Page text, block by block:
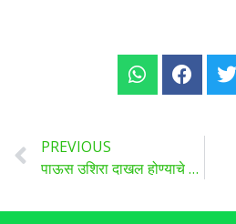
PREVIOUS
पाऊस उशिरा दाखल होण्याचे संकेत ,आफ्रिकन चातक पक्षाचे कृष्णा काठावर आगमन…